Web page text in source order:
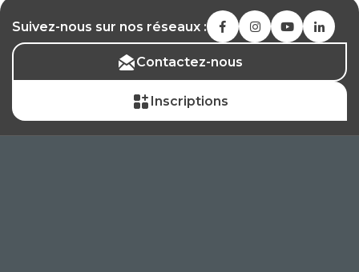
Suivez-nous sur nos réseaux :
Contactez-nous
Inscriptions